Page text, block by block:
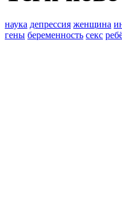
наука депрессия женщина
гены беременность секс